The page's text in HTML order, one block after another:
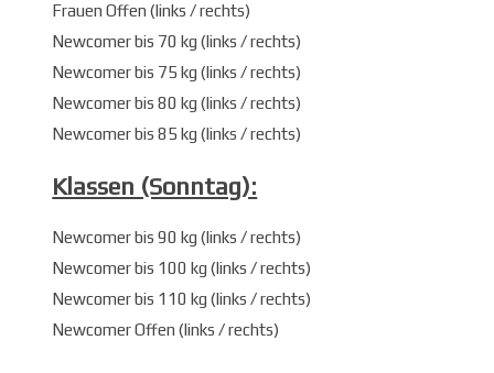
Frauen Offen (links / rechts)
Newcomer bis 70 kg (links / rechts)
Newcomer bis 75 kg (links / rechts)
Newcomer bis 80 kg (links / rechts)
Newcomer bis 85 kg (links / rechts)
Klassen (Sonntag):
Newcomer bis 90 kg (links / rechts)
Newcomer bis 100 kg (links / rechts)
Newcomer bis 110 kg (links / rechts)
Newcomer Offen (links / rechts)